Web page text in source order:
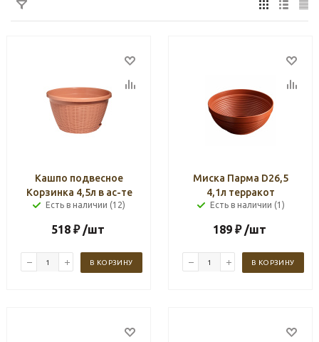
Кашпо подвесное
Корзинка 4,5л в ас-те
Есть в наличии (12)
518₽ /шт
В КОРЗИНУ
Миска Парма D26,5
4,1л терракот
Есть в наличии (1)
189₽ /шт
В КОРЗИНУ